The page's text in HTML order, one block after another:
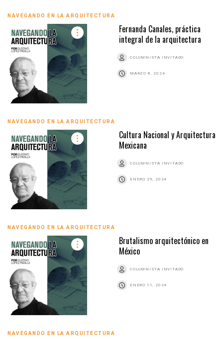
NAVEGANDO EN LA ARQUITECTURA
Fernanda Canales, práctica
integral de la arquitectura
COLUMNISTA INVITADO
MARZO 8, 2024
NAVEGANDO EN LA ARQUITECTURA
Cultura Nacional y Arquitectura
Mexicana
COLUMNISTA INVITADO
ENERO 29, 2024
NAVEGANDO EN LA ARQUITECTURA
Brutalismo arquitectónico en
México
COLUMNISTA INVITADO
ENERO 11, 2024
NAVEGANDO EN LA ARQUITECTURA